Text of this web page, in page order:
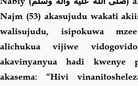
Najm (53) akasujudu wakati
walisujudu, isipokuwa
alichukua vijiwe
akavinyanyua hadi
akasema: “Hivi